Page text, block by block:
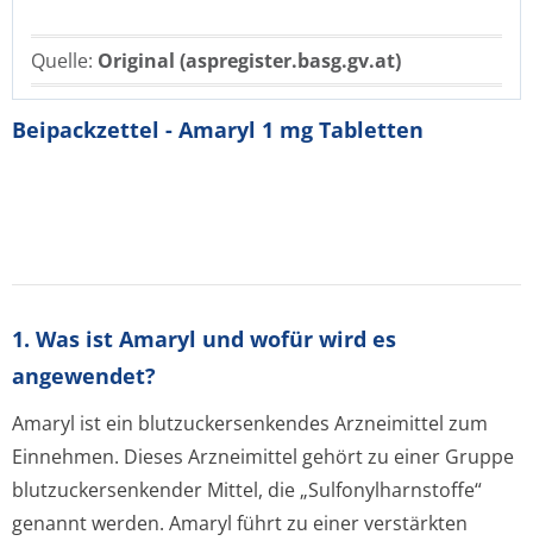
Quelle: Original (aspregister.basg.gv.at)
Beipackzettel - Amaryl 1 mg Tabletten
1. Was ist Amaryl und wofür wird es
angewendet?
Amaryl ist ein blutzuckersenkendes Arzneimittel zum
Einnehmen. Dieses Arzneimittel gehört zu einer Gruppe
blutzuckersenkender Mittel, die „Sulfonylharns­toffe“
genannt werden. Amaryl führt zu einer verstärkten